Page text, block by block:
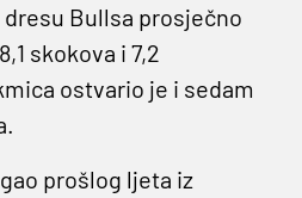
Bullsa prosječno
skokova i 7,2
ostvario je i sedam
prošlog ljeta iz